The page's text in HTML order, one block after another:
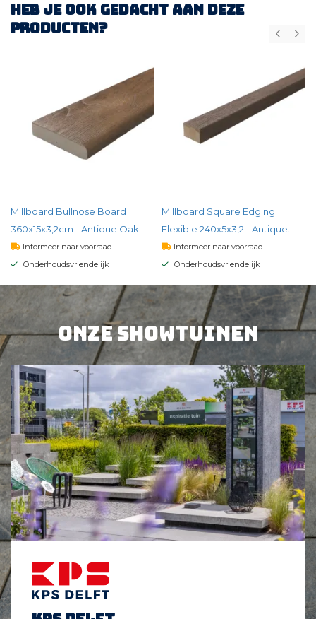
Heb je ook gedacht aan deze
producten?
Millboard Bullnose Board
360x15x3,2cm - Antique Oak
Informeer naar voorraad
Onderhoudsvriendelijk
171,00per st
BEKIJK PRODUCT
Millboard Square Edging
Flexible 240x5x3,2 - Antique
OakInformeer naar voorraad
Onderhoudsvriendelijk
137,00per st
BEKIJK PRODUCT
Onze showtuinen